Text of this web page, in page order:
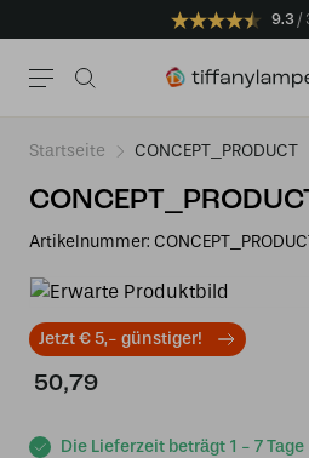
9.3
Startseite CONCEPT_PRODUCT
Artikelnummer:
Jetzt € 5,- günstiger!
Die Lieferzeit beträgt 1 - 7 Tage
50,79